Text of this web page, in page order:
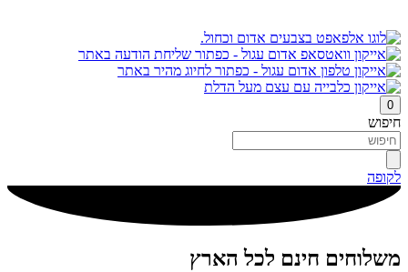
0
חיפוש
לקופה
משלוחים חינם לכל הארץ